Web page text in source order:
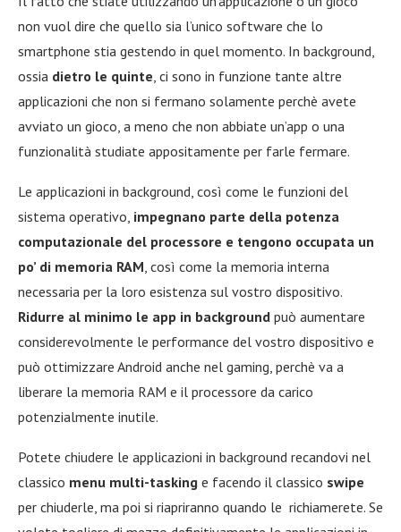
non vuol dire che quello sia l’unico software che lo
smartphone stia gestendo in quel momento. In background,
ossia dietro le quinte , ci sono in funzione tante altre
applicazioni che non si fermano solamente perchè avete
avviato un gioco, a meno che non abbiate un’app o una
funzionalità studiate appositamente per farle fermare.
Le applicazioni in background, così come le funzioni del
sistema operativo, impegnano parte della potenza
computazionale del processore e tengono occupata un
po’ di memoria RAM , così come la memoria interna
necessaria per la loro esistenza sul vostro dispositivo.
Ridurre al minimo le app in background può aumentare
considerevolmente le performance del vostro dispositivo e
può ottimizzare Android anche nel gaming, perchè va a
liberare la memoria RAM e il processore da carico
potenzialmente inutile.
Potete chiudere le applicazioni in background recandovi nel
classico menu multi-tasking e facendo il classico swipe
per chiuderle, ma poi si riapriranno quando le richiamerete. Se